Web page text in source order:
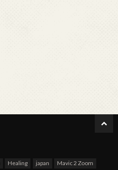
Healing japan
Mavic 2 Zoom